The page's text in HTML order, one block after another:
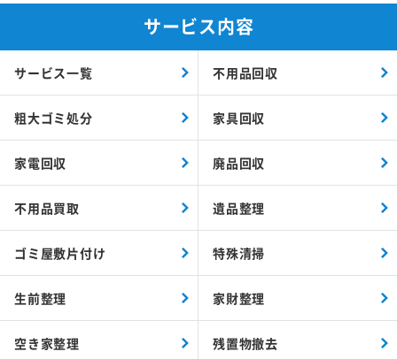
サービス内容
サービス一覧 不用品回収
粗大ゴミ処分 家具回収
家電回収 廃品回収
不用品買取 遺品整理
ゴミ屋敷片付け 特殊清掃
生前整理 家財整理
空き家整理 残置物撤去